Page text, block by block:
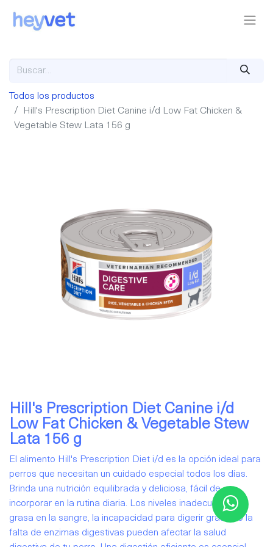
Todos los productos
Hill's Prescription Diet Canine i/d Low Fat Chicken &
Vegetable Stew Lata 156 g
Hill's Prescription Diet Canine i/d
Low Fat Chicken & Vegetable Stew
Lata 156 g
El alimento Hill's Prescription Diet i/d es la opción ideal para
perros que necesitan un cuidado especial todos los días.
Brinda una nutrición equilibrada y deliciosa, fácil de
incorporar en la rutina diaria. Los niveles inadecuados de
grasa en la sangre, la incapacidad para digerir grasas o la
falta de enzimas digestivas pueden afectar la salud